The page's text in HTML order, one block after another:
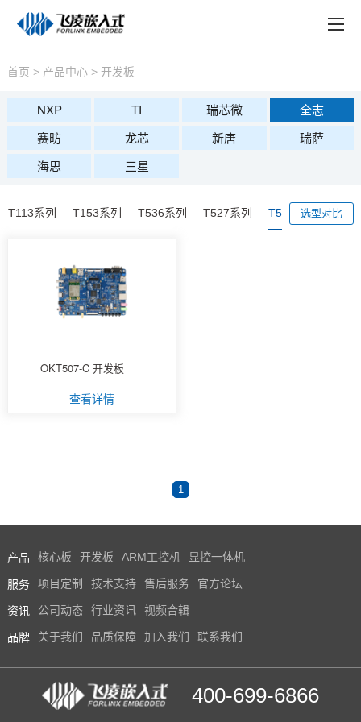
产品中心
行业应用
技术与支持
在线文档
方案定制
天猫商城
淘宝商城
技术论坛
在线购买
首页 > 产品中心> 开发板
NXP TI 瑞芯微
全志
赛昉
龙芯 新唐
瑞萨
海思
三星
T113系列 T153系列 T536系列 T527系列 T507系列 A40i
选型对比
OKT507-C 开发板
查看详情
1
产品 核心板 开发板 ARM工控机 显控一体机
服务 项目定制 技术支持 售后服务 官方论坛
资讯 公司动态 行业资讯 视频合辑
品牌 关于我们 品质保障 加入我们 联系我们
400-699-6866